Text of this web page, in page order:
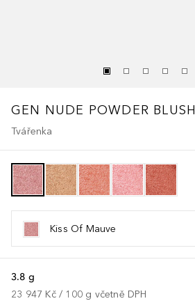
GEN NUDE POWDER BLUSH
Tvářenka
Kiss Of Mauve
3.8 g
23 947 Kč / 100 g včetně DPH